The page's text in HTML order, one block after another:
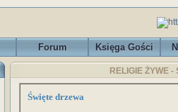
Forum Księga Gości
RELIGIE ŻYWE
Święte drzewa